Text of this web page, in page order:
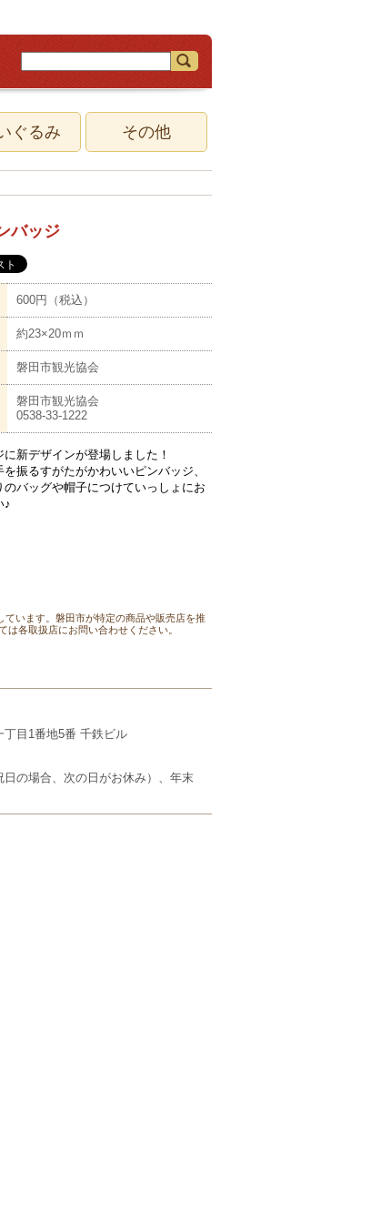
ぐるみ その他
バッジ
600円（税込）
約23×20ｍｍ
磐田市観光協会
磐田市観光協会
0538-33-1222
新デザインが登場しました！
振るすがたがかわいいピンバッジ、
バッグや帽子につけていっしょにお
♪
います。磐田市が特定の商品や販売店を推
各取扱店にお問い合わせください。
丁目1番地5番 千鉄ビル
日の場合、次の日がお休み）、年末